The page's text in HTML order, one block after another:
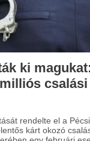
el a Pécsi
okozó csalás gyanújába
februári eset áll, amikor
Ft) készpénz átadására
telefonos
jutalmat kínál
terrorcsoport